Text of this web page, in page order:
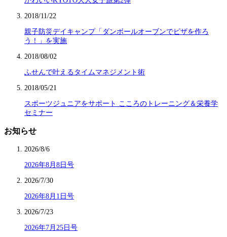
2018/11/22
親子防災デイキャンプ「ダンボールオーブンでピザを作ろ
う！」を実施
2018/08/02
ふせんで叶えるタイムマネジメント術
2018/05/21
スポーツジュニアをサポート こころのトレーニング＆栄養学
セミナー
お知らせ
2026/8/6
2026年8月8日号
2026/7/30
2026年8月1日号
2026/7/23
2026年7月25日号